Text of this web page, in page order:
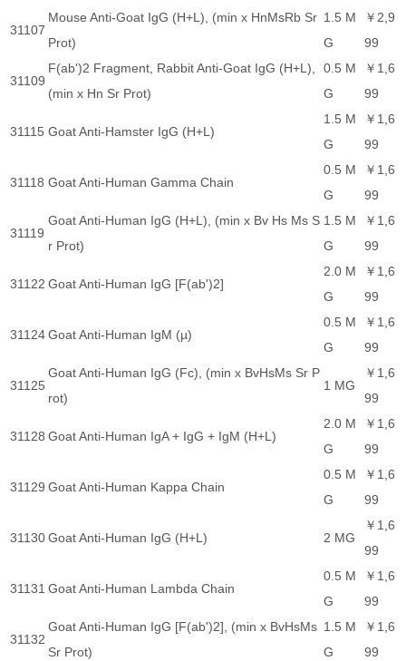
31107
Mouse Anti-Goat IgG (H+L), (min x HnMsRb Sr
Prot)
1.5 M
G
￥2,9
99
31109
F(ab')2 Fragment, Rabbit Anti-Goat IgG (H+L),
(min x Hn Sr Prot)
0.5 M
G
￥1,6
99
31115 Goat Anti-Hamster IgG (H+L)
1.5 M
G
￥1,6
99
31118 Goat Anti-Human Gamma Chain
0.5 M
G
￥1,6
99
31119
Goat Anti-Human IgG (H+L), (min x Bv Hs Ms S
r Prot)
1.5 M
G
￥1,6
99
31122 Goat Anti-Human IgG [F(ab')2]
2.0 M
G
￥1,6
99
31124 Goat Anti-Human IgM (µ)
0.5 M
G
￥1,6
99
31125
Goat Anti-Human IgG (Fc), (min x BvHsMs Sr P
rot)
1 MG
￥1,6
99
31128 Goat Anti-Human IgA + IgG + IgM (H+L)
2.0 M
G
￥1,6
99
31129 Goat Anti-Human Kappa Chain
0.5 M
G
￥1,6
99
31130 Goat Anti-Human IgG (H+L) 2 MG
￥1,6
99
31131 Goat Anti-Human Lambda Chain
0.5 M
G
￥1,6
99
31132
Goat Anti-Human IgG [F(ab')2], (min x BvHsMs
Sr Prot)
1.5 M
G
￥1,6
99